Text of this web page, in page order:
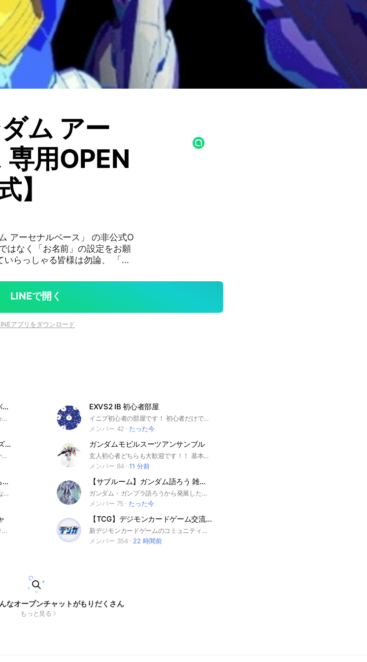
ム アー
用OPEN
】
アーセナルベース」 の非公式O
はなく「お名前」の設定をお願
り話せるようなOCにしたいと
LINEで開く
アプリをダウンロード
鬼滅の刃 日輪バトルスラッシュ/バトスラ 相談、雑談
鬼滅の刃、アーケードゲーム好き、初心者のそこのあなたも、共にお話しましょう！！ どなたでも大歓迎です。主も初心者なのでお手柔らかにお願いします！ #鬼滅の刃 #日輪バトルスラッシュ #鬼滅の刃 日輪バトルスラッシュ #バトスラ
EXVS2 IB 初心者部屋
イニブ初心者の部屋です！ 初心者だけでなく中級者、上級者も大歓迎です！比較的に賑やかで会話が多いので入る際は通知をオフにすることをおすすめします！ このオプチャのルールです 1~7まであります 1.部屋に入った時は必ず挨拶をしてください 2.即抜けは禁止です 3.人の戦績を馬鹿にすることは禁止です 4.暴言、喧嘩は禁止です 5.ここのメンバーやこのオプチャをSNSに晒す行為は禁止です 6.出来る限りでいいので敬語は使わないように［空気を堅苦しくしないため］ 7.ゲームに関係ない雑談も全然OK 以上のことを守った上で固定の相方を探したりカスタムマッチに参加したり楽しいエクバライフを楽しみましょう！ 毎週週末に何かしらのプラベ開催してます #イニブ #EXVS2
メンバー 42
たった今
ドラゴンボールスーパーダイバーズ雑談、配列 レジェンズ フュージョンワールド ドッカンバトル
おっ！そこの君！数あるオプチャの中から見つけてくれてありがとう！ 一応ここはドラゴンボールヒーローズの雑談の場所だけど…ドラゴンボールに関連することだったらなんでも話してもいいよ！ドラゴンボールヒーローズの配列持っているので、見てほしいときは聞きます！ みんな大歓迎なので入ってきてください！！お願いします！説明は入ってきたらbotがしてくれます！ 入る場合は即抜け、荒らし、などしないでください！ ご協力お願いします ＃ドラゴンボールヒーローズ ＃ドラゴンボール ＃ドラゴンボールレジェンズ ＃ドラゴンボールドッカンバトル ＃ドラゴンボールゼノバース ＃ドラゴンボールフュージョンワールド ＃ドラゴンボールスパーキングゼロ ＃ドラゴンボールダイバーズ
ガンダムモビルスーツアンサンブル
玄人初心者どちらも大歓迎です！！ 基本的に自分が組んだものを見せあったりアドバイスやトークをしあって行けたらと思ってます！！アンサンブルに限らず他のガンダム関連のガシャポン、アンサンブル改造に使えそうなおもちゃ、普通にガンダムの話なら大体okです。多少の脱線も主がよくするので全然okです。 「モビルスーツアンサンブル」についてなんでも語ったり投稿したりしましょう！素組みはもちろん、魔改造・武装もりもり・オリジナル塗装や、情報共有などなど、アンサンブルの事+なんでもならなんでもござれ！初心者からベテランまで、年齢等関係無しでもりあがりましょう！ 荒らし・宣伝目的はお断り&見つけたり通報あればキックします。 入室の挨拶等は特に義務付けしてませんが気が向いたらどうぞ！ アイコンはなるべくつけていただけると嬉しいです。 またトラブル防止のため、原則グルチャ内での販売・取引等は控えていただきたいですが大人同士であったりする場合には自己責任でよろしくお願いします。
メンバー 84
11 分前
プラモ楽しく作るゼ～&雑談もしちゃおうゼ〜
プラモデル全般を 仲間どうしでわからない事を解決したり 刺激をもらったりしてドンドン 楽しもー。 直ぐには返信ができないので 少し待っていただけるとありがたいです。 仲良くなれたらいいなー(ドロシー風) #ガンダム #ガンプラ #模型 #プラモデル
【サブルーム】ガンダム語ろう 雑談その他色々話そう小部屋
ガンダム・ガンプラ語ろうから発展したガンダムやロボット以外のアニメ漫画や雑談語りたい方は語ろう！というお部屋です。 サブルーム扱いです。 本部屋の案内は大事なノートからどうぞ。
メンバー 75
たった今
このオプチャはスパロボ好きな人が語り、その他なんでもOK!!ってオプチャにしようと思って作りました！ 年齢制限もないし、どんな人でも歓迎しますよ!! でも荒らしはやめてね……。 まずは入ってみて、思ってた雰囲気と違うな〜って思ったら即抜けも大丈夫…。でもその時には一言適当にコメントしてくれると嬉しいです💦 管理人はスパロボは2次〜4次、新スパしかやってないので新しいのにはあんまし詳しくないかも……(・・) #マジンガーZ#ゲッターロボ#超電磁ロボコンバトラーV#超電磁マシーンボルテスファイブ#無敵超人ザンボット3#無敵剛人ダイターン3#闘将ダイモス#機甲創世記モスピーダ#機甲猟兵メロウリンク#戦闘メカザブングル#装甲騎兵ボトムズ#機動戦士ガンダム#機動戦士Zガンダム#機動戦士ZZガンダム#機動戦士ガンダム 逆襲のシャア#重戦機エルガイム#超獣機神ダンクーガ#蒼き流星SPTレイズナー#機動武闘伝Gガンダム#機動戦士ガンダムF91#機動戦士ヴィクトリーガンダム#太陽の牙ダグラム#UFOロボグレンダイザー#聖戦士ダンバイン#大空魔竜ガイキング
【TCG】デジモンカードゲーム交流場
新デジモンカードゲームのコミュニティ作りました。デジカ始める人たちは気軽にご参加下さい！
メンバー 354
22 時間前
なオープンチャットがもりだくさん
もっと見る